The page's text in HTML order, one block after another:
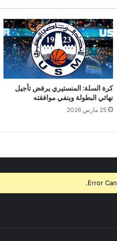
كرة السلة: المنستيري يرفض تأجيل
نهائي البطولة وينفي موافقته
25 مارس 2026
Error